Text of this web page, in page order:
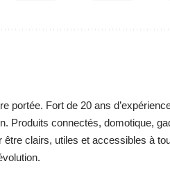
portée. Fort de 20 ans
Produits connectés, domotique,
clairs, utiles et accessibles à